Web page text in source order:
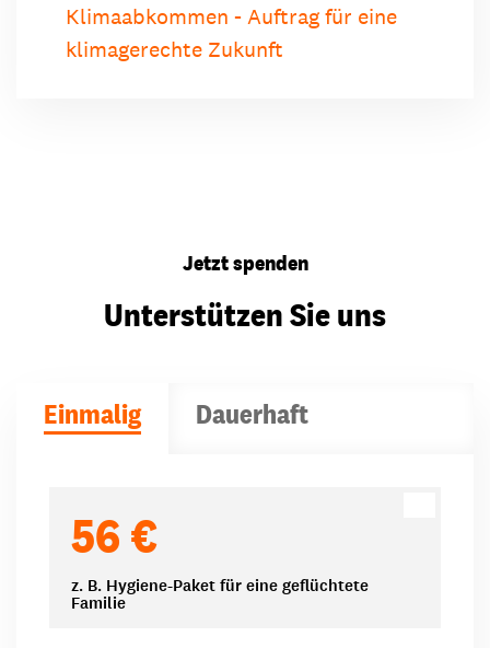
Klimaabkommen - Auftrag für eine
klimagerechte Zukunft
Jetzt spenden
Unterstützen Sie uns
Einmalig Dauerhaft
56 €
z. B. Hygiene-Paket für eine geflüchtete
Familie